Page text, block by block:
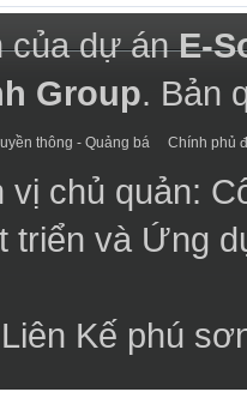
của dự ánE-
Group. Bản
thông - Quảng bá Chính phủ
chủ quản:
triển và Ứng
Kế phú